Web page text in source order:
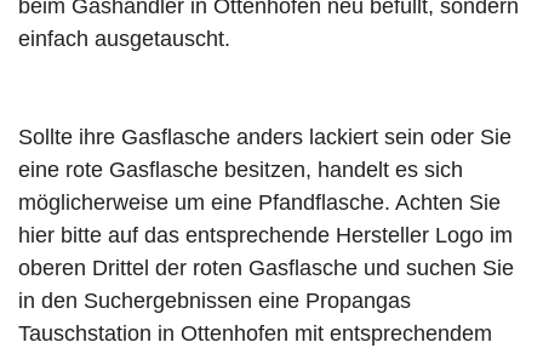
beim Gashändler in Ottenhofen neu befüllt, sondern
einfach ausgetauscht.
Sollte ihre Gasflasche anders lackiert sein oder Sie
eine rote Gasflasche besitzen, handelt es sich
möglicherweise um eine Pfandflasche. Achten Sie
hier bitte auf das entsprechende Hersteller Logo im
oberen Drittel der roten Gasflasche und suchen Sie
in den Suchergebnissen eine Propangas
Tauschstation in Ottenhofen mit entsprechendem